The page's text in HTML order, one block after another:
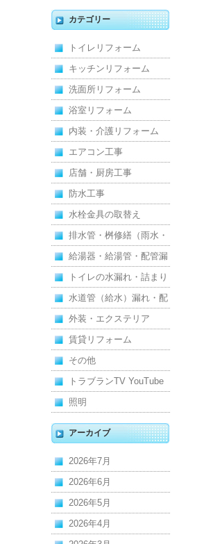
キッチン・床・収納を一
新し、扉新設で動線を整
えた全面改修
カテゴリー
トイレリフォーム
キッチンリフォーム
洗面所リフォーム
浴室リフォーム
内装・介護リフォーム
エアコン工事
店舗・厨房工事
防水工事
水栓金具の取替え
排水管・桝修繕（雨水・
汚水）
給湯器・給湯管・配管漏
れ
トイレの水漏れ・詰まり
水道管（給水）漏れ・配
管
外装・エクステリア
賃貸リフォーム
その他
トラブランTV YouTube
照明
アーカイブ
2026年7月
2026年6月
2026年5月
2026年4月